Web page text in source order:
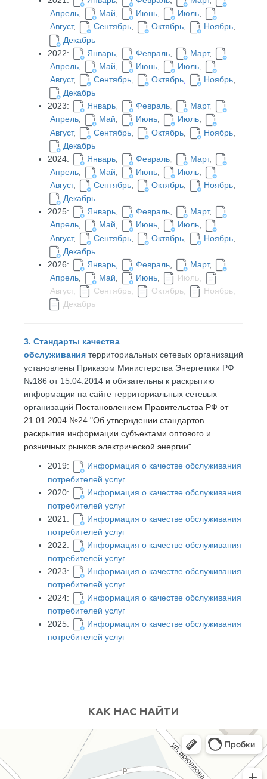
Апрель, Май, Июнь, Июль,
Август, Сентябрь, Октябрь, Ноябрь,
Декабрь
2022:
Январь Февраль Март,
Апрель
Май Июнь Июль
Август, Сентябрь Октябрь Ноябрь
Декабрь
2023:
Январь, Февраль, Март,
Апрель, Май, Июнь, Июль,
Август, Сентябрь Октябрь Ноябрь
Декабрь
2024:
Январь Февраль Март,
Апрель
Май Июнь Июль
Август, Сентябрь Октябрь Ноябрь
Декабрь
2025:
Январь, Февраль, Март,
Апрель, Май, Июнь, Июль,
Август, Сентябрь Октябрь Ноябрь
Декабрь
2026:
Январь Февраль Март,
Апрель
Май Июнь Июль
Август,
Сентябрь, Октябрь,
Ноябрь,
Декабрь
3. Стандарты качества
обслуживания территориальных сетевых организаций
установлены Приказом Министерства Энергетики РФ
№186 от 15.04.2014 и обязательны к раскрытию
информации на сайте территориальных сетевых
организаций Постановлением Правительства РФ от
21.01.2004 №24 "Об утверждении стандартов
раскрытия информации субъектами оптового и
розничных рынков электрической энергии".
2019:
Информация о качестве обслуживания
потребителей услуг
2020:
Информация о качестве обслуживания
потребителей услуг
2021:
Информация о качестве обслуживания
потребителей услуг
2022:
Информация о качестве обслуживания
потребителей услуг
2023:
Информация о качестве обслуживания
потребителей услуг
2024:
Информация о качестве обслуживания
потребителей услуг
2025:
Информация о качестве обслуживания
потребителей услуг
КАК НАС НАЙТИ